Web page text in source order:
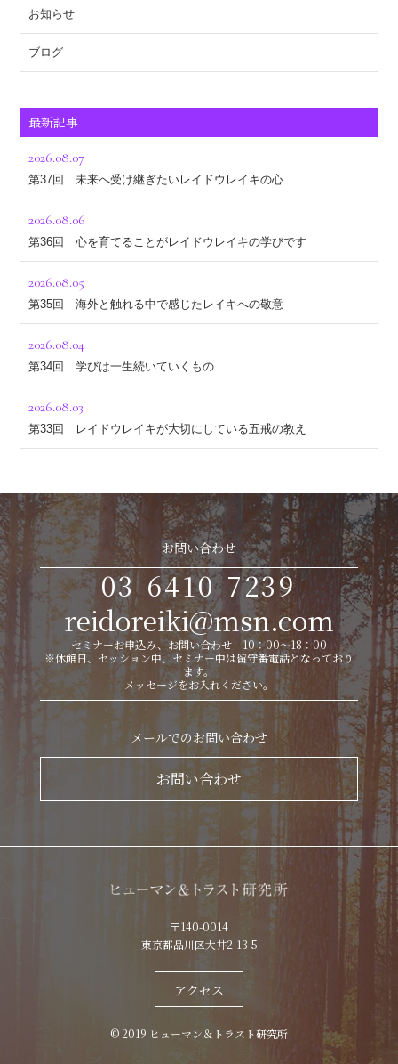
お知らせ
ブログ
最新記事
2026.08.07
第37回 未来へ受け継ぎたいレイドウレイキの心
2026.08.06
第36回 心を育てることがレイドウレイキの学びです
2026.08.05
第35回 海外と触れる中で感じたレイキへの敬意
2026.08.04
第34回 学びは一生続いていくもの
2026.08.03
第33回 レイドウレイキが大切にしている五戒の教え
お問い合わせ
03-6410-7239
reidoreiki@msn.com
セミナーお申込み、お問い合わせ 10：00～18：00
※休館日、セッション中、セミナー中は留守番電話となっており
ます。
メッセージをお入れください。
メールでのお問い合わせ
お問い合わせ
〒140-0014
東京都品川区大井2-13-5
アクセス
© 2019 ヒューマン＆トラスト研究所